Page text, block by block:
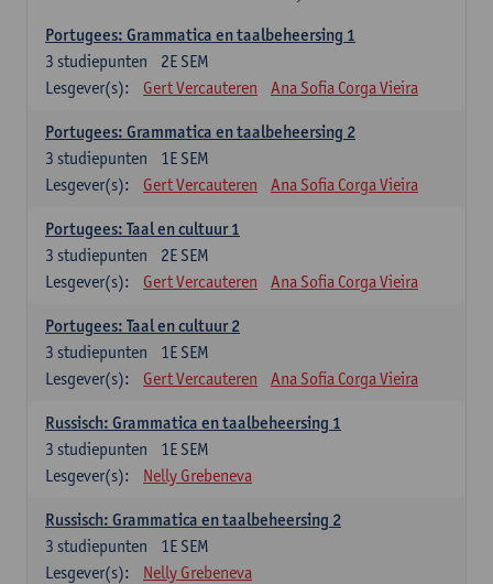
Portugees: Grammatica en taalbeheersing 1
2E SEM
3 studiepunten
Lesgever(s):
Gert Vercauteren Ana Sofia Corga Vieira
Portugees: Grammatica en taalbeheersing 2
1E SEM
3 studiepunten
Lesgever(s):
Gert Vercauteren Ana Sofia Corga Vieira
Portugees: Taal en cultuur 1
2E SEM
3 studiepunten
Lesgever(s):
Gert Vercauteren Ana Sofia Corga Vieira
Portugees: Taal en cultuur 2
1E SEM
3 studiepunten
Lesgever(s):
Gert Vercauteren Ana Sofia Corga Vieira
Russisch: Grammatica en taalbeheersing 1
1E SEM
3 studiepunten
Lesgever(s):
Nelly Grebeneva
Russisch: Grammatica en taalbeheersing 2
1E SEM
3 studiepunten
Lesgever(s):
Nelly Grebeneva